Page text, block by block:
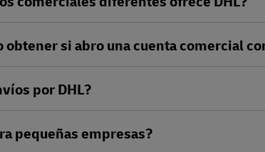
si abro una cuenta comercial
por DHL?
pequeñas empresas?